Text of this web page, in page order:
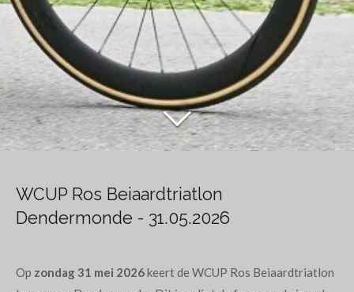
WCUP Ros Beiaardtriatlon
Dendermonde - 31.05.2026
Op zondag 31 mei 2026keert de WCUP Ros Beiaardtriatlon